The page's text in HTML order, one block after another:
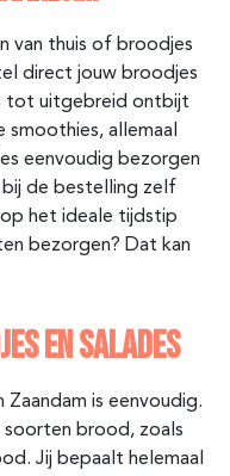
van thuis of broodjes
direct jouw broodjes
tot uitgebreid ontbijt
allemaal
eenvoudig bezorgen
bij de bestelling zelf
het ideale tijdstip
bezorgen? Dat kan
EN SALADES
is eenvoudig.
soorten brood, zoals
Jij bepaalt helemaal